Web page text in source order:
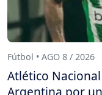
Fútbol • AGO 8 / 2026
Atlético
Argentina por